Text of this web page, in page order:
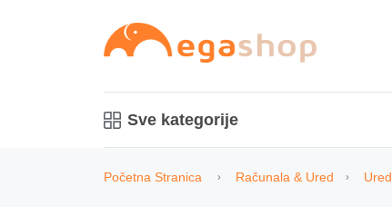
Sve kategorije
Početna Stranica Računala & Ured Ured